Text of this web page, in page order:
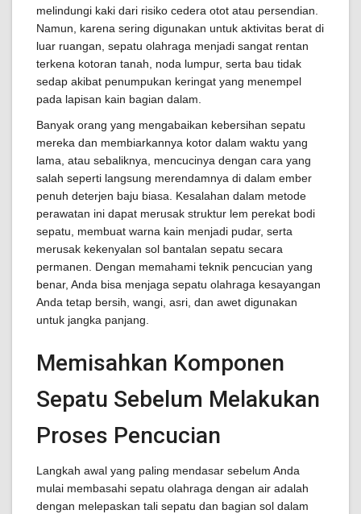
melindungi kaki dari risiko cedera otot atau persendian.
Namun, karena sering digunakan untuk aktivitas berat di
luar ruangan, sepatu olahraga menjadi sangat rentan
terkena kotoran tanah, noda lumpur, serta bau tidak
sedap akibat penumpukan keringat yang menempel
pada lapisan kain bagian dalam.
Banyak orang yang mengabaikan kebersihan sepatu
mereka dan membiarkannya kotor dalam waktu yang
lama, atau sebaliknya, mencucinya dengan cara yang
salah seperti langsung merendamnya di dalam ember
penuh deterjen baju biasa. Kesalahan dalam metode
perawatan ini dapat merusak struktur lem perekat bodi
sepatu, membuat warna kain menjadi pudar, serta
merusak kekenyalan sol bantalan sepatu secara
permanen. Dengan memahami teknik pencucian yang
benar, Anda bisa menjaga sepatu olahraga kesayangan
Anda tetap bersih, wangi, asri, dan awet digunakan
untuk jangka panjang.
Memisahkan Komponen
Sepatu Sebelum Melakukan
Proses Pencucian
Langkah awal yang paling mendasar sebelum Anda
mulai membasahi sepatu olahraga dengan air adalah
dengan melepaskan tali sepatu dan bagian sol dalam